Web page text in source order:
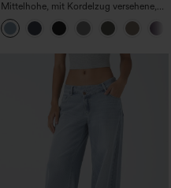
+12
Mittelhohe, mit Kordelzug versehene,
schnelltrocknende Golfhose mit schmal
zulaufendem Schnitt, abgerundetem
Saum und Taschen – UPF 40+